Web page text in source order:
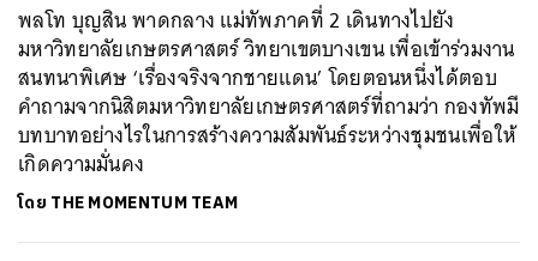
พลโท บุญสิน พาดกลาง แม่ทัพภาคที่ 2 เดินทางไปยัง
มหาวิทยาลัยเกษตรศาสตร์ วิทยาเขตบางเขน เพื่อเข้าร่วมงาน
สนทนาพิเศษ ‘เรื่องจริงจากชายแดน’ โดยตอนหนึ่งได้ตอบ
คำถามจากนิสิตมหาวิทยาลัยเกษตรศาสตร์ที่ถามว่า กองทัพมี
บทบาทอย่างไรในการสร้างความสัมพันธ์ระหว่างชุมชนเพื่อให้
เกิดความมั่นคง
โดย THE MOMENTUM TEAM